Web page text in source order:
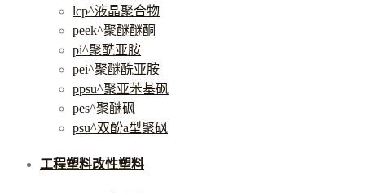
lcp^液晶聚合物
peek^聚醚醚酮
pi^聚酰亚胺
pei^聚醚酰亚胺
ppsu^聚亚苯基砜
pes^聚醚砜
psu^双酚a型聚砜
工程塑料改性塑料